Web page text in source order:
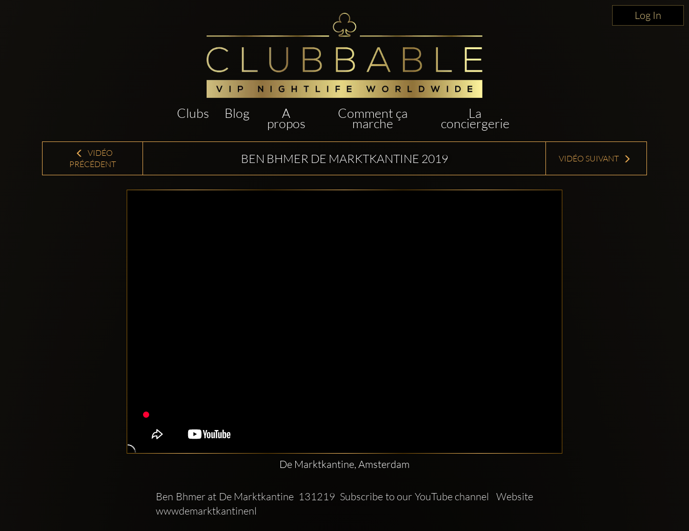
Log In
Clubs Blog A
propos
Comment ça
marche
La
conciergerie
VIDÉO
PRÉCÉDENT
BEN BHMER DE MARKTKANTINE 2019 VIDÉO SUIVANT
De Marktkantine, Amsterdam
Ben Bhmer at De Marktkantine  131219  Subscribe to our YouTube channel   Website
wwwdemarktkantinenl